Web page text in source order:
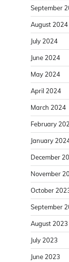
September
August 2024
July 2024
June 2024
May 2024
April 2024
March 2024
February
January
December
November
October
September
August 2023
July 2023
June 2023